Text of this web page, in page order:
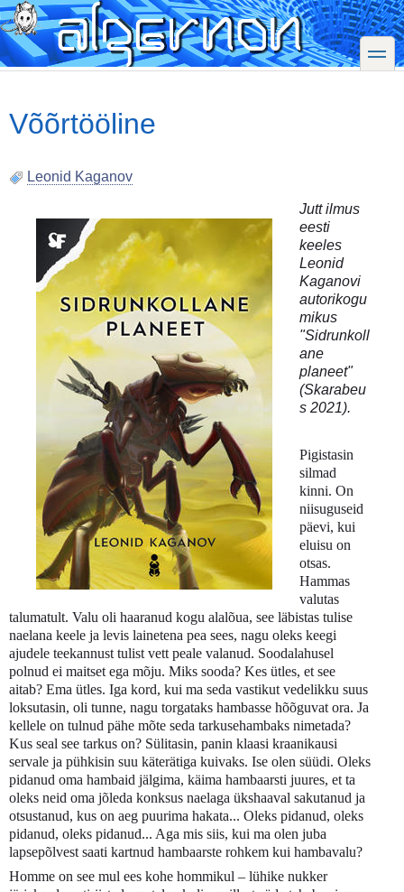
Skip
to
main
content
toggle
Võõrtööline
Leonid Kaganov
Jutt ilmus
eesti
keeles
Leonid
Kaganovi
autorikogu
mikus
"Sidrunkoll
ane
planeet"
(Skarabeu
s 2021).
Pigistasin
silmad
kinni. On
niisuguseid
päevi, kui
eluisu on
otsas.
Hammas
valutas
talumatult. Valu oli haaranud kogu alalõua, see läbistas tulise
naelana keele ja levis lainetena pea sees, nagu oleks keegi
ajudele teekannust tulist vett peale valanud. Soodalahusel
polnud ei maitset ega mõju. Miks sooda? Kes ütles, et see
aitab? Ema ütles. Iga kord, kui ma seda vastikut vedelikku suus
loksutasin, oli tunne, nagu torgataks hambasse hõõguvat ora. Ja
kellele on tulnud pähe mõte seda tarkusehambaks nimetada?
Kus seal see tarkus on? Sülitasin, panin klaasi kraanikausi
servale ja pühkisin suu käterätiga kuivaks. Ise olen süüdi. Oleks
pidanud oma hambaid jälgima, käima hambaarsti juures, et ta
oleks neid oma jõleda konksus naelaga ükshaaval sakutanud ja
otsustanud, kus on aeg puurima hakata... Oleks pidanud, oleks
pidanud, oleks pidanud... Aga mis siis, kui ma olen juba
lapsepõlvest saati kartnud hambaarste rohkem kui hambavalu?
Homme on see mul ees kohe hommikul – lühike nukker